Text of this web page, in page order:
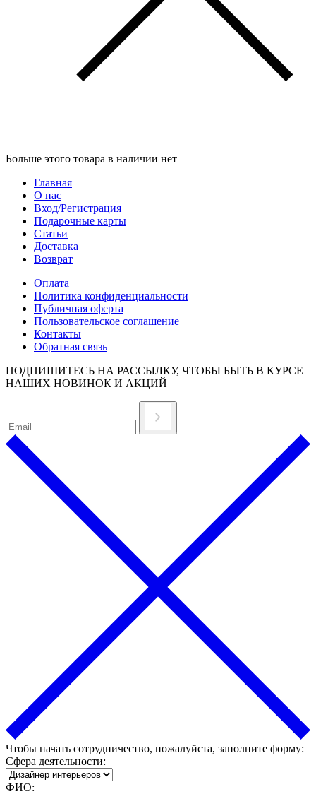
Больше этого товара в наличии нет
Главная
О нас
Вход/Регистрация
Подарочные карты
Статьи
Доставка
Возврат
Оплата
Политика конфиденциальности
Публичная оферта
Пользовательское соглашение
Контакты
Обратная связь
ПОДПИШИТЕСЬ НА РАССЫЛКУ, ЧТОБЫ БЫТЬ В КУРСЕ
НАШИХ НОВИНОК И АКЦИЙ
Чтобы начать сотрудничество, пожалуйста, заполните форму:
Сфера деятельности:
ФИО: